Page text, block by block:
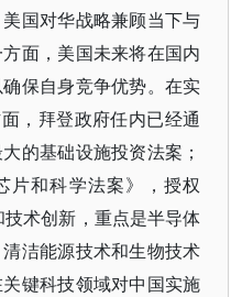
国对华战略兼顾当下与
面，美国未来将在国内
保自身竞争优势。在实
，拜登政府任内已经通
的基础设施投资法案；
片和科学法案》，授权
术创新，重点是半导体
洁能源技术和生物技术
键科技领域对中国实施